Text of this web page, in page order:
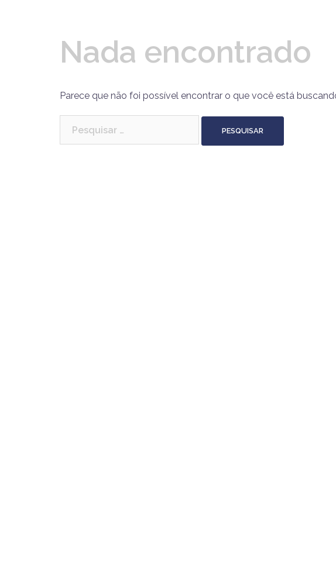
Nada encontrado
Parece que não foi possível encontrar o que você está